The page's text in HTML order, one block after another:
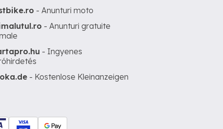
- Anunturi moto
- Anunturi gratuite
- Ingyenes
- Kostenlose Kleinanzeigen